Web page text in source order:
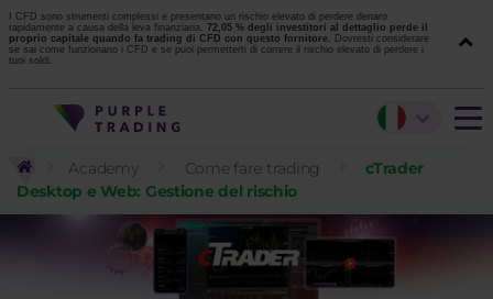
I CFD sono strumenti complessi e presentano un rischio elevato di perdere denaro
rapidamente a causa della leva finanziaria. 72,05 % degli investitori al dettaglio perde il
proprio capitale quando fa trading di CFD con questo fornitore. Dovresti considerare
se sai come funzionano i CFD e se puoi permetterti di correre il rischio elevato di perdere i
tuoi soldi.
Academy Come fare trading
cTrader
Desktop e Web: Gestione del rischio